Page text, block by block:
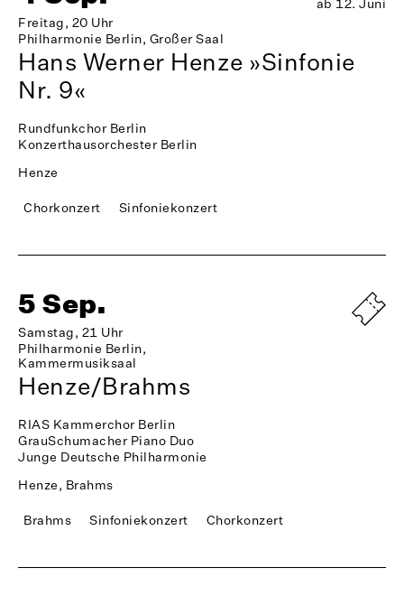
Freitag, 20 Uhr
Philharmonie Berlin, Großer Saal
ab 12. Juni
Hans Werner Henze »Sinfonie
Nr. 9«
Rundfunkchor Berlin
Konzerthausorchester Berlin
Henze
Chorkonzert Sinfoniekonzert
5 Sep.
Samstag, 21 Uhr
Philharmonie Berlin,
Kammermusiksaal
Henze/Brahms
RIAS Kammerchor Berlin
GrauSchumacher Piano Duo
Junge Deutsche Philharmonie
Henze, Brahms
Brahms Sinfoniekonzert Chorkonzert